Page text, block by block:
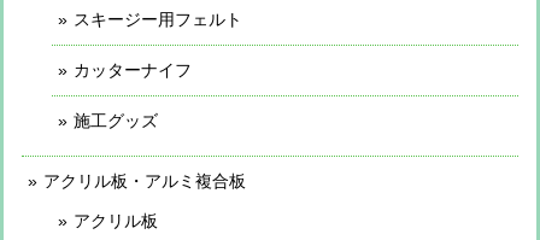
スキージー用フェルト
カッターナイフ
施工グッズ
アクリル板・アルミ複合板
アクリル板